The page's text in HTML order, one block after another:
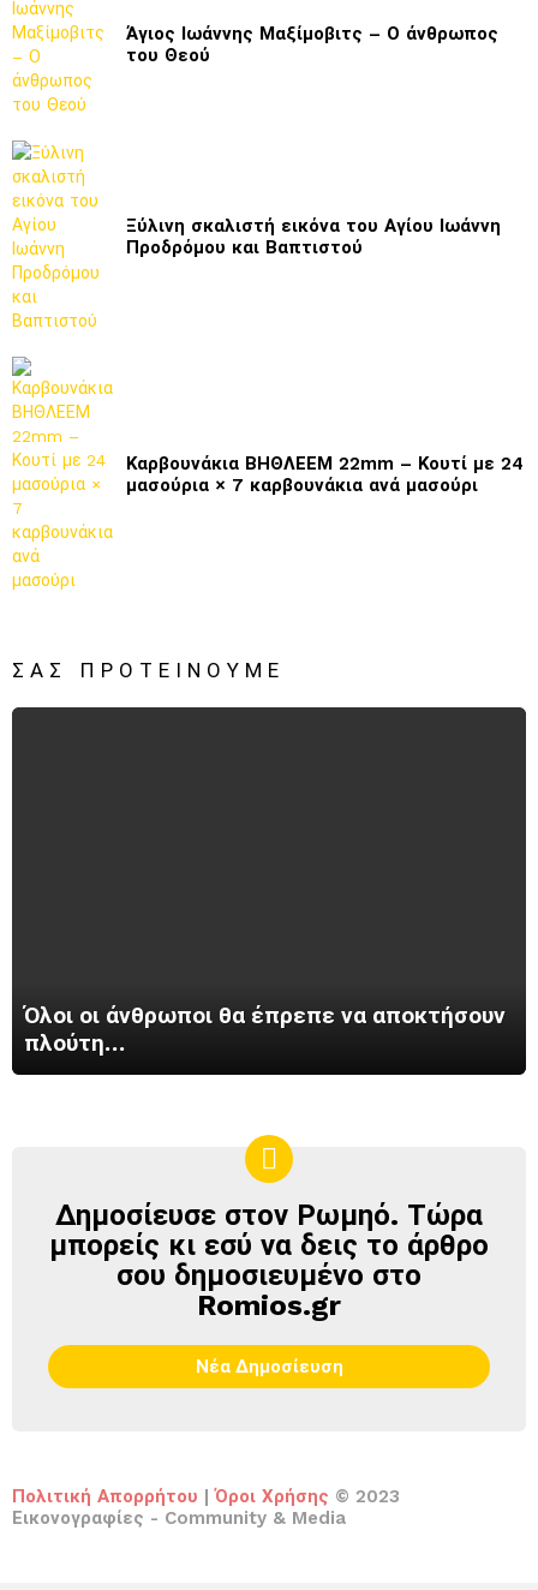
Άγιος Ιωάννης Μαξίμοβιτς – Ο άνθρωπος
του Θεού
Ξύλινη σκαλιστή εικόνα του Αγίου Ιωάννη
Προδρόμου και Βαπτιστού
Καρβουνάκια ΒΗΘΛΕΕΜ 22mm – Κουτί με 24
μασούρια × 7 καρβουνάκια ανά μασούρι
ΣΑΣ ΠΡΟΤΕΊΝΟΥΜΕ
Όλοι οι άνθρωποι θα έπρεπε να αποκτήσουν
πλούτη…
ΔΗΜΟΣΊΕΥΣΕ
ΣΤΟΝ
ΡΩΜΗΌ
Δημοσίευσε στον Ρωμηό. Τώρα
μπορείς κι εσύ να δεις το άρθρο
σου δημοσιευμένο στο
Romios.gr
Νέα Δημοσίευση
Πολιτική Απορρήτου | Όροι Χρήσης © 2023
Εικονογραφίες - Community & Media